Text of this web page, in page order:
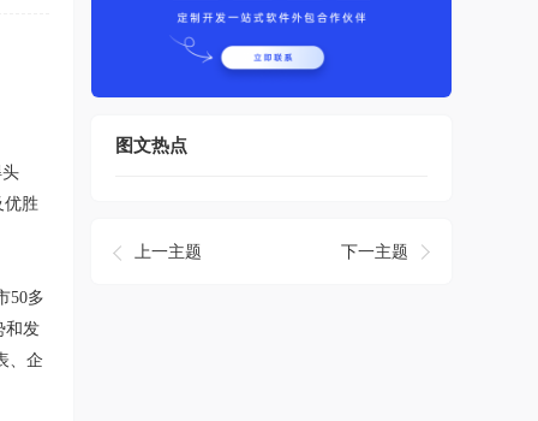
优胜
50多
和发
、企
图文热点
上一主题 下一主题